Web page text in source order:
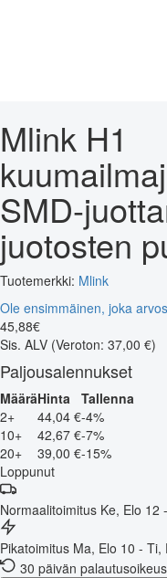
Mlink H1
SMD-
juotosten
Tuotemerkki: Mlink
Ole ensimmäinen, joka
45,88€
Sis. ALV (Veroton: 37,00 €)
Paljousalennukset
MääräHinta
Tallenna
2+
44,04 €-4%
10+
42,67 €-7%
20+
39,00 €-15%
Loppunut
Normaalitoimitus Ke, Elo 12
Pikatoimitus Ma, Elo 10 - Ti,
30 päivän palautusoikeus